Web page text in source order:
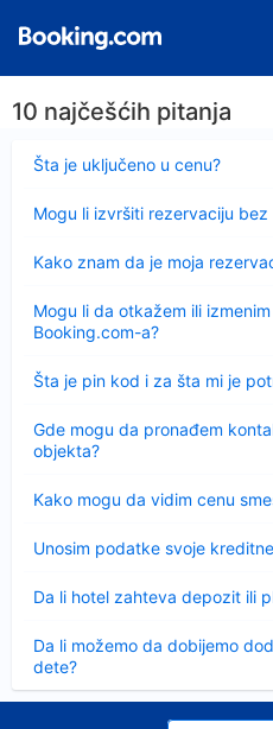
10 najčešćih pitanja
Šta je uključeno u cenu?
Sažeto
Mogu li izvršiti rezervaciju
Kako znam da je moja
Mogu li da otkažem ili
Booking.com-a?
Šta je pin kod i za šta mi je
Sažeto
Gde mogu da pronađem
objekta?
Kako mogu da vidim cenu
Unosim podatke svoje
Da li hotel zahteva depozit ili
Da li možemo da dobijemo
dete?